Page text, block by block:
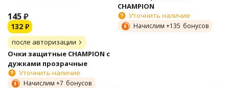
145₽
132 ₽
после авторизации
Очки защитные CHAMPION с
дужками прозрачные
Уточнить наличие
Начислим +7 бонусов
CHAMPION
Уточнить наличие
Начислим +135 бонусов